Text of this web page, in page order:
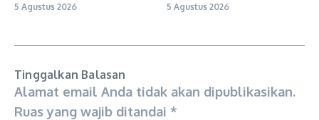
5 Agustus 2026 5 Agustus 2026
Tinggalkan Balasan
Alamat email Anda tidak akan dipublikasikan.
Ruas yang wajib ditandai *